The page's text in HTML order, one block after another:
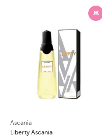
Ж
Ascania
Liberty Ascania